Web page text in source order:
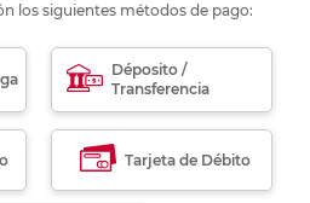
los siguientes métodos de pago:
Déposito /
Transferencia
Tarjeta de Débito